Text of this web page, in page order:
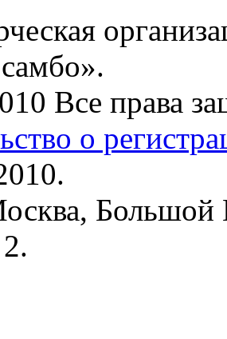
Все права
о
Большой